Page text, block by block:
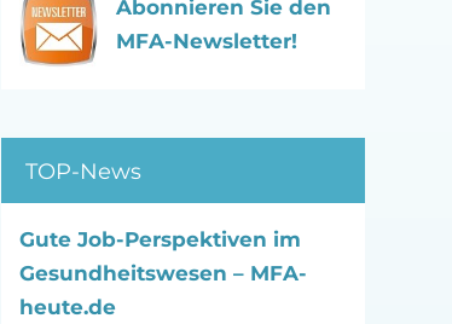
Abonnieren Sie den
MFA-Newsletter!
TOP-News
Gute Job-Perspektiven im
Gesundheitswesen – MFA-
heute.de